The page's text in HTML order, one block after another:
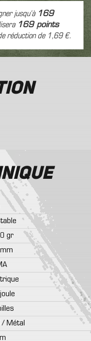
jusqu'à 169
169points
réduction de 1,69 €.
gr
/ Métal